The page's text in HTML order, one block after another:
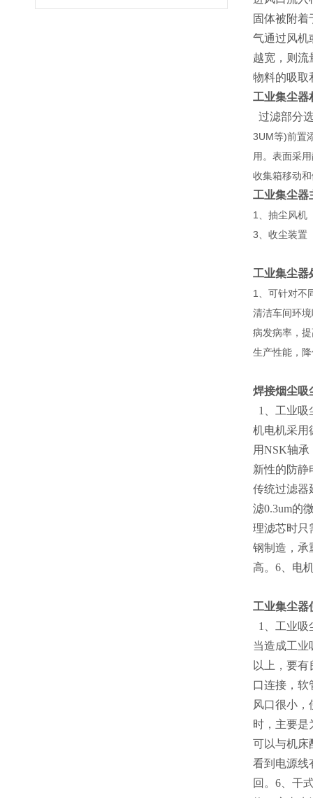
固体被附
气通过风机
越宽，则流
物料的吸取
工业集尘器
过滤部分
3UM等)前置
用。表面采
收集箱移动
工业集尘器
1、抽尘风机
3、收尘装置
工业集尘器
1、可针对不
清洁车间环
病发病率，
生产性能，
焊接烟尘吸
1、工业吸
机电机采用
用NSK轴
新性的防静
传统过滤器
滤0.3um的
理滤芯时只
钢制造，承
高。6、电
工业集尘器
1、工业吸
当造成工业
以上，要
口连接，软
风口很小
时，主要是
可以与机床
看到电源线
回。6、干